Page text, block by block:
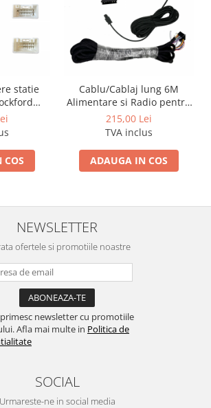
Rover
statie
Cablu/Cablaj lung 6M
Alimentare si Radio pentru
BMW E38, E39, E46, E53
pentru sistem amplificat cu
215,00 Lei
TVA inclus
ADAUGA IN COS
NEWSLETTER
ofertele si promotiile noastre
newsletter cu promotiile
Afla mai multe in Politica de
SOCIAL
Urmareste-ne in social media